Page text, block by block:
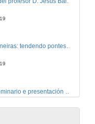
Interpretes pioneiras: tendendo pontes (1900-1953)